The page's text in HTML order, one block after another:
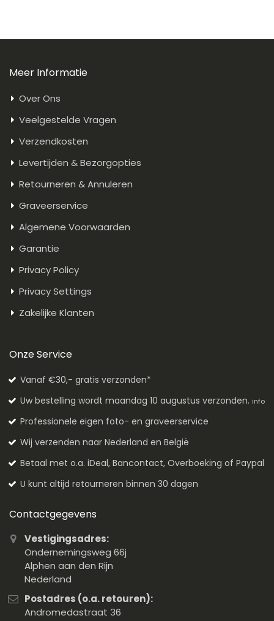
Meer Informatie
Over Ons
Veelgestelde Vragen
Verzendkosten
Levertijden & Bezorgopties
Retourneren & Annuleren
Graveerservice
Algemene Voorwaarden
Garantie
Privacy Policy
Privacy Settings
Zakelijke Klanten
Onze Service
Vanaf €30,- gratis verzonden*
Uw bestelling wordt maandag 10 augustus verzonden. info
Professionele eigen foto- en graveerservice
Wij verzenden naar Nederland en België
Betaal met o.a. iDeal, Bancontact, Overboeking of Paypal
U kunt altijd retourneren binnen 30 dagen
Contactgegevens
Vestigingsadres:
Ondernemingsweg 66j
Alphen aan den Rijn
Nederland
Postadres (o.a. retouren):
Andromedastraat 36